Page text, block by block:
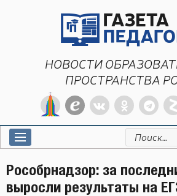
НОВОСТИ
ПРОСТРАНСТВА
Искать:
Рособрнадзор: за
выросли результаты на